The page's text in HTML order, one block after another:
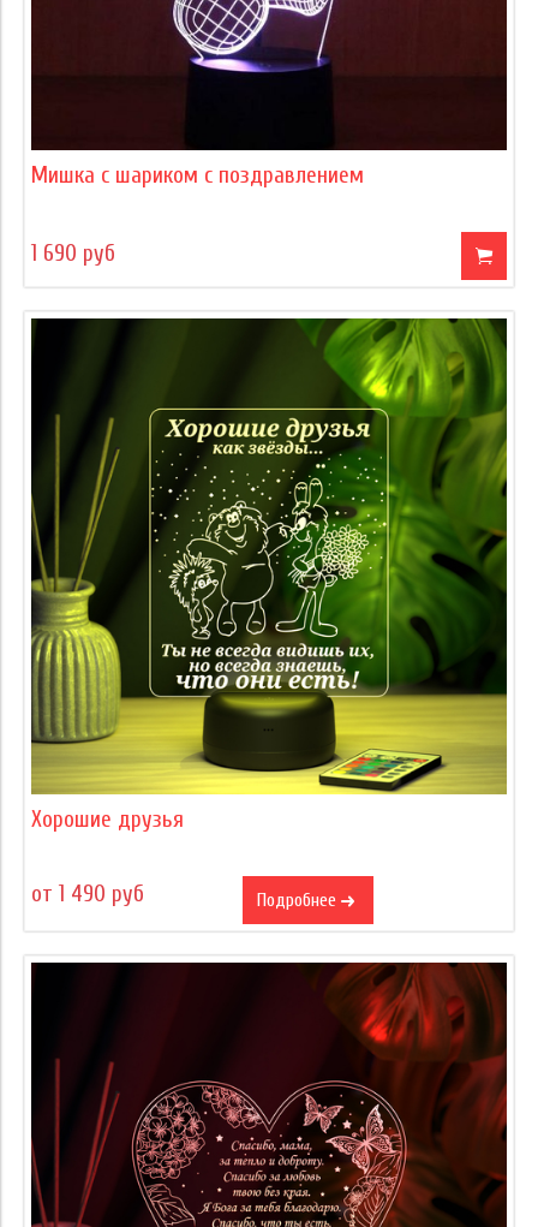
Мишка с шариком с поздравлением
1 690 руб
Хорошие друзья
от 1 490 руб Подробнее